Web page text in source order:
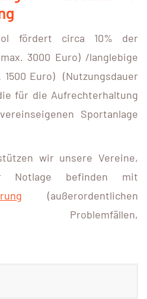
fördert circa 10% der
3000 Euro) /langlebige
Euro) (Nutzungsdauer
für die Aufrechterhaltung
Sportanlage
wir unsere Vereine,
befinden mit
(außerordentlichen
Problemfällen,